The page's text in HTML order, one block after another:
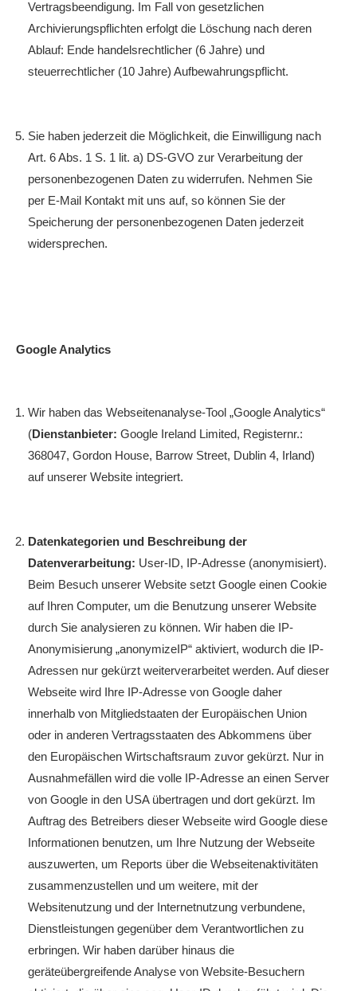
Vertragsbeendigung. Im Fall von gesetzlichen
Archivierungspflichten erfolgt die Löschung nach deren
Ablauf: Ende handelsrechtlicher (6 Jahre) und
steuerrechtlicher (10 Jahre) Aufbewahrungspflicht.
Sie haben jederzeit die Möglichkeit, die Einwilligung nach
Art. 6 Abs. 1 S. 1 lit. a) DS-GVO zur Verarbeitung der
personenbezogenen Daten zu widerrufen. Nehmen Sie
per E-Mail Kontakt mit uns auf, so können Sie der
Speicherung der personenbezogenen Daten jederzeit
widersprechen.
Google Analytics
Wir haben das Webseitenanalyse-Tool „Google Analytics“
(Dienstanbieter: Google Ireland Limited, Registernr.:
368047, Gordon House, Barrow Street, Dublin 4, Irland)
auf unserer Website integriert.
Datenkategorien und Beschreibung der
Datenverarbeitung: User-ID, IP-Adresse (anonymisiert).
Beim Besuch unserer Website setzt Google einen Cookie
auf Ihren Computer, um die Benutzung unserer Website
durch Sie analysieren zu können. Wir haben die IP-
Anonymisierung „anonymizeIP“ aktiviert, wodurch die IP-
Adressen nur gekürzt weiterverarbeitet werden. Auf dieser
Webseite wird Ihre IP-Adresse von Google daher
innerhalb von Mitgliedstaaten der Europäischen Union
oder in anderen Vertragsstaaten des Abkommens über
den Europäischen Wirtschaftsraum zuvor gekürzt. Nur in
Ausnahmefällen wird die volle IP-Adresse an einen Server
von Google in den USA übertragen und dort gekürzt. Im
Auftrag des Betreibers dieser Webseite wird Google diese
Informationen benutzen, um Ihre Nutzung der Webseite
auszuwerten, um Reports über die Webseitenaktivitäten
zusammenzustellen und um weitere, mit der
Websitenutzung und der Internetnutzung verbundene,
Dienstleistungen gegenüber dem Verantwortlichen zu
erbringen. Wir haben darüber hinaus die
geräteübergreifende Analyse von Website-Besuchern